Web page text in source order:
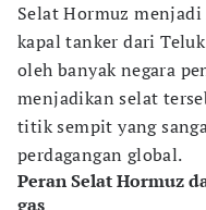
Selat Hormuz
kapal tanker dari
oleh banyak negara
menjadikan selat
titik sempit yang
perdagangan global.
Peran Selat Hormuz
gas